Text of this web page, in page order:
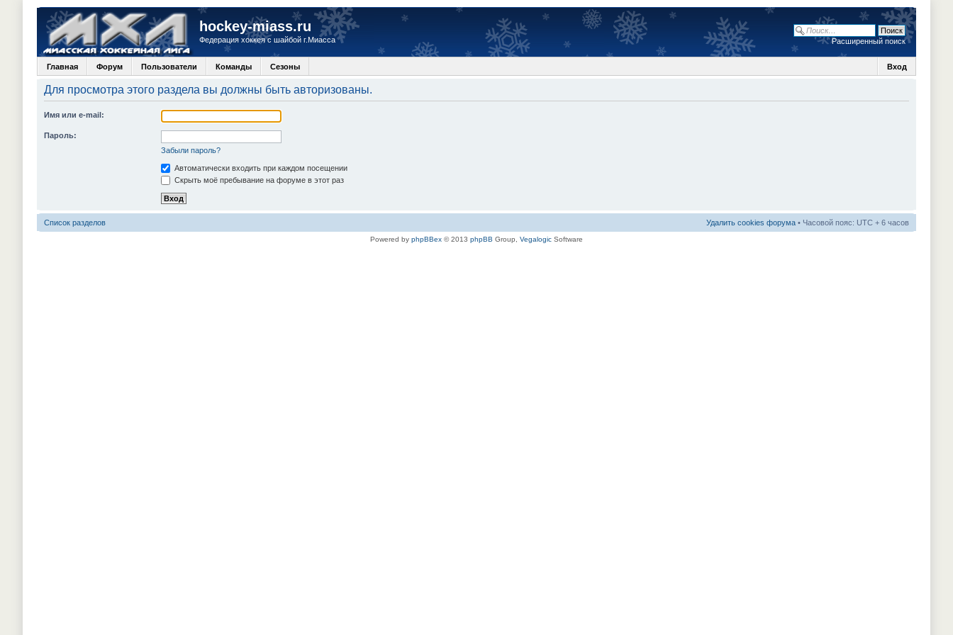
hockey-miass.ru
Федерация хоккея с шайбой г.Миасса Расширенный поиск
Главная Форум Пользователи Команды Сезоны Вход
Для просмотра этого раздела вы должны быть авторизованы.
Имя или e-mail:
Пароль:
Забыли пароль?
Автоматически входить при каждом посещении
Скрыть моё пребывание на форуме в этот раз
Список разделов Удалить cookies форума • Часовой пояс: UTC + 6 часов
Powered by phpBBex © 2013 phpBB Group, Vegalogic Software